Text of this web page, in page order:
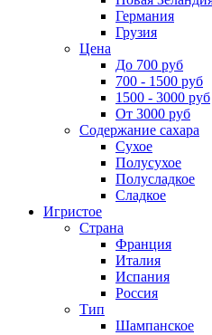
Германия
Грузия
Цена
До 700 руб
700 - 1500 руб
1500 - 3000 руб
От 3000 руб
Содержание сахара
Сухое
Полусухое
Полусладкое
Сладкое
Игристое
Страна
Франция
Италия
Испания
Россия
Тип
Шампанское